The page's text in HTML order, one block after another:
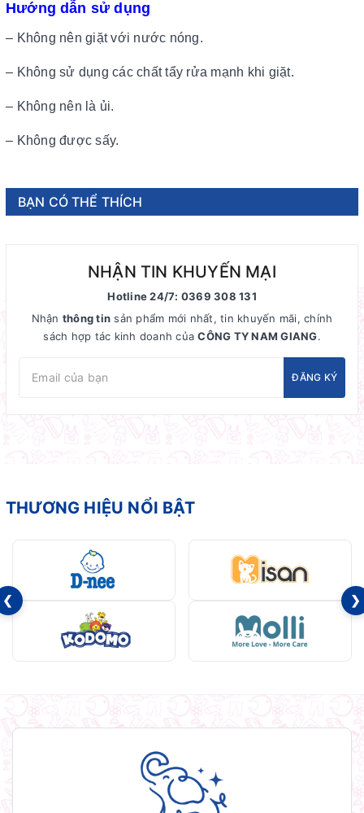
Hướng dẫn sử dụng
– Không nên giặt với nước nóng.
– Không sử dụng các chất tẩy rửa mạnh khi giặt.
– Không nên là ủi.
– Không được sấy.
BẠN CÓ THỂ THÍCH
NHẬN TIN KHUYẾN MẠI
Hotline 24/7: 0369 308 131
Nhận thông tin sản phẩm mới nhất, tin khuyến mãi, chính
sách hợp tác kinh doanh củaCÔNG TY NAM GIANG.
ĐĂNG KÝ
THƯƠNG HIỆU NỔI BẬT
❮ ❯